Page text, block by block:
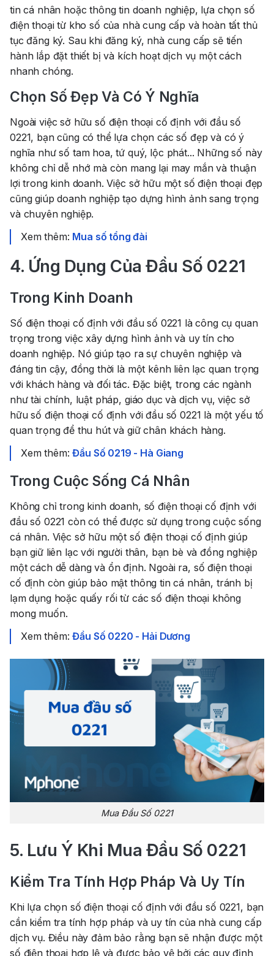
tin cá nhân hoặc thông tin doanh nghiệp, lựa chọn số
điện thoại từ kho số của nhà cung cấp và hoàn tất thủ
tục đăng ký. Sau khi đăng ký, nhà cung cấp sẽ tiến
hành lắp đặt thiết bị và kích hoạt dịch vụ một cách
nhanh chóng.
Chọn Số Đẹp Và Có Ý Nghĩa
Ngoài việc sở hữu số điện thoại cố định với đầu số
0221, bạn cũng có thể lựa chọn các số đẹp và có ý
nghĩa như số tam hoa, tứ quý, lộc phát... Những số này
không chỉ dễ nhớ mà còn mang lại may mắn và thuận
lợi trong kinh doanh. Việc sở hữu một số điện thoại đẹp
cũng giúp doanh nghiệp tạo dựng hình ảnh sang trọng
và chuyên nghiệp.
Xem thêm: Mua số tổng đài
4. Ứng Dụng Của Đầu Số 0221
Trong Kinh Doanh
Số điện thoại cố định với đầu số 0221 là công cụ quan
trọng trong việc xây dựng hình ảnh và uy tín cho
doanh nghiệp. Nó giúp tạo ra sự chuyên nghiệp và
đáng tin cậy, đồng thời là một kênh liên lạc quan trọng
với khách hàng và đối tác. Đặc biệt, trong các ngành
như tài chính, luật pháp, giáo dục và dịch vụ, việc sở
hữu số điện thoại cố định với đầu số 0221 là một yếu tố
quan trọng để thu hút và giữ chân khách hàng.
Xem thêm:Đầu Số 0219 - Hà Giang
Trong Cuộc Sống Cá Nhân
Không chỉ trong kinh doanh, số điện thoại cố định với
đầu số 0221 còn có thể được sử dụng trong cuộc sống
cá nhân. Việc sở hữu một số điện thoại cố định giúp
bạn giữ liên lạc với người thân, bạn bè và đồng nghiệp
một cách dễ dàng và ổn định. Ngoài ra, số điện thoại
cố định còn giúp bảo mật thông tin cá nhân, tránh bị
lạm dụng hoặc quấy rối từ các số điện thoại không
mong muốn.
Xem thêm:Đầu Số 0220 - Hải Dương
Mua Đầu Số 0221
5. Lưu Ý Khi Mua Đầu Số 0221
Kiểm Tra Tính Hợp Pháp Và Uy Tín
Khi lựa chọn số điện thoại cố định với đầu số 0221, bạn
cần kiểm tra tính hợp pháp và uy tín của nhà cung cấp
dịch vụ. Điều này đảm bảo rằng bạn sẽ nhận được một
số điện thoại hợp lệ và được bảo vệ bởi các quy định